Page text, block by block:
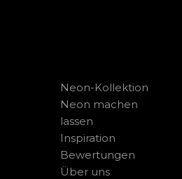
Neon-Kollektion
Neon machen
lassen
Inspiration
Bewertungen
Über uns